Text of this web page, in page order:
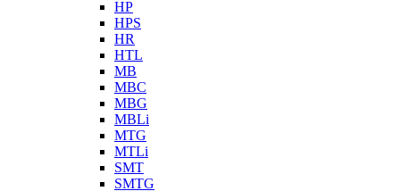
HP
HPS
HR
HTL
MB
MBC
MBG
MBLi
MTG
MTLi
SMT
SMTG